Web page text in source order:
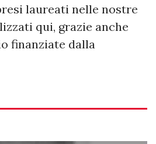
laureati nelle nostre
qui, grazie anche
finanziate dalla